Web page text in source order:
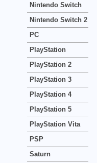
Nintendo Switch
Nintendo Switch 2
PC
PlayStation
PlayStation 2
PlayStation 3
PlayStation 4
PlayStation 5
PlayStation Vita
PSP
Saturn